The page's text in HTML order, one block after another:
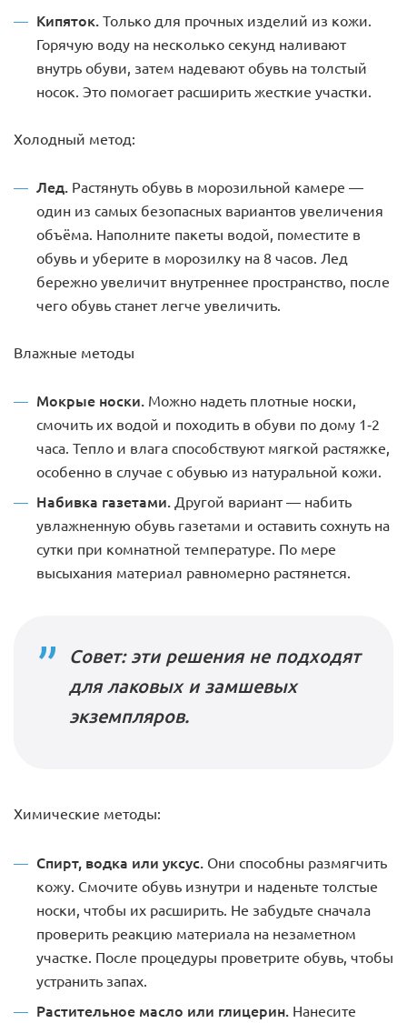
Кипяток. Только для прочных изделий из кожи.
Горячую воду на несколько секунд наливают
внутрь обуви, затем надевают обувь на толстый
носок. Это помогает расширить жесткие участки.
Холодный метод:
Лед.Растянуть обувь в морозильной камере —
один из самых безопасных вариантов увеличения
объёма. Наполните пакеты водой, поместите в
обувь и уберите в морозилку на 8 часов. Лед
бережно увеличит внутреннее пространство, после
чего обувь станет легче увеличить.
Влажные методы
Мокрые носки.Можно надеть плотные носки,
смочить их водой и походить в обуви по дому 1-2
часа. Тепло и влага способствуют мягкой растяжке,
особенно в случае с обувью из натуральной кожи.
Набивка газетами.Другой вариант — набить
увлажненную обувь газетами и оставить сохнуть на
сутки при комнатной температуре. По мере
высыхания материал равномерно растянется.
Совет: эти решения не подходят
для лаковых и замшевых
экземпляров.
Химические методы:
Спирт, водка или уксус. Они способны размягчить
кожу. Смочите обувь изнутри и наденьте толстые
носки, чтобы их расширить. Не забудьте сначала
проверить реакцию материала на незаметном
участке. После процедуры проветрите обувь, чтобы
устранить запах.
Растительное масло или глицерин. Нанесите